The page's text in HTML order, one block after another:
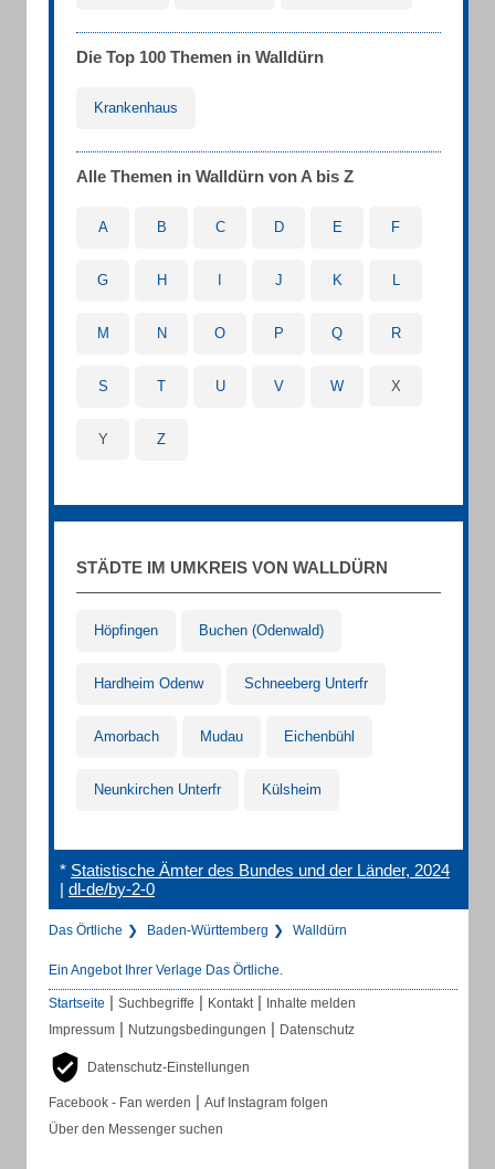
Die Top 100 Themen in Walldürn
Krankenhaus
Alle Themen in Walldürn von A bis Z
A B C D E F
G H J K L
M N O P Q R
S T U V W X
Y Z
STÄDTE IM UMKREIS VON WALLDÜRN
Höpfingen Buchen (Odenwald)
Hardheim Odenw Schneeberg Unterfr
Amorbach Mudau Eichenbühl
Neunkirchen Unterfr Külsheim
* Statistische Ämter des Bundes und der Länder, 2024
| dl-de/by-2-0
Das Örtliche Baden-Württemberg Walldürn
Ein Angebot Ihrer Verlage Das Örtliche.
Startseite | Suchbegriffe | Kontakt | Inhalte melden
Impressum | Nutzungsbedingungen | Datenschutz
Datenschutz-Einstellungen
Facebook - Fan werden | Auf Instagram folgen
Über den Messenger suchen